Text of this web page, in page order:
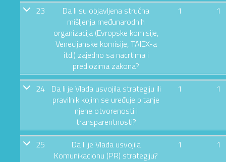
23
Da li su objavljena stručna
mišljenja međunarodnih
organizacija (Evropske komisije,
Venecijanske komisije, TAIEX-a
itd.) zajedno sa nacrtima i
predlozima zakona?
1 1
24 Da li je Vlada usvojila strategiju ili
pravilnik kojim se uređuje pitanje
njene otvorenosti i
transparentnosti?
1 1
25
Da li je Vlada usvojila
Komunikacionu (PR) strategiju?
1 1